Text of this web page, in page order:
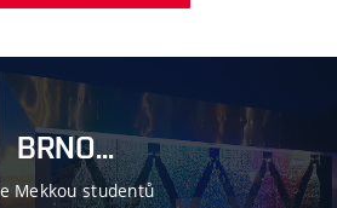
BRNO...
Mekkou studentů